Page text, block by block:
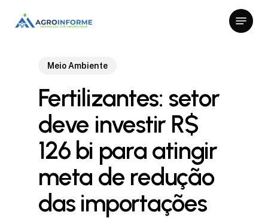
Menu
Meio Ambiente
Fertilizantes: setor
deve investir R$
126 bi para atingir
meta de redução
das importações